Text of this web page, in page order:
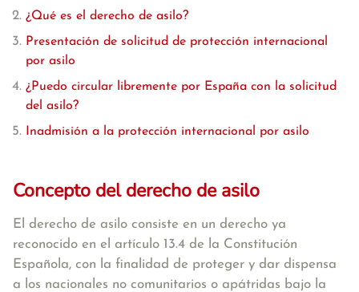
¿Qué es el derecho de asilo?
Presentación de solicitud de protección internacional
por asilo
¿Puedo circular libremente por España con la solicitud
del asilo?
Inadmisión a la protección internacional por asilo
Concepto del derecho de asilo
El derecho de asilo consiste en un derecho ya
reconocido en el artículo 13.4 de la Constitución
Española, con la finalidad de proteger y dar dispensa
a los nacionales no comunitarios o apátridas bajo la